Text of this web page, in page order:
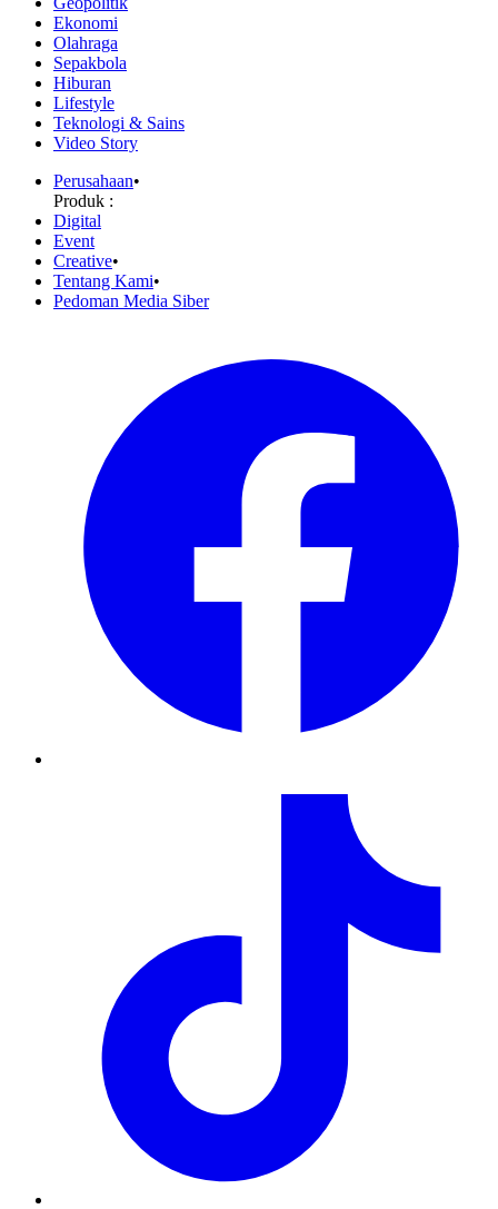
Ekonomi
Olahraga
Sepakbola
Hiburan
Lifestyle
Teknologi & Sains
Video Story
Perusahaan•
Produk :
Digital
Event
Creative•
Tentang Kami•
Pedoman Media Siber